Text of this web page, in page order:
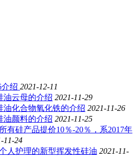
绍 2021-12-11
油云母的介绍 2021-11-29
油化合物氧化铁的介绍 2021-11-26
油颜料的介绍 2021-11-25
有硅产品提价10％-20％，系2017年
11-24
人护理的新型挥发性硅油 2021-11-